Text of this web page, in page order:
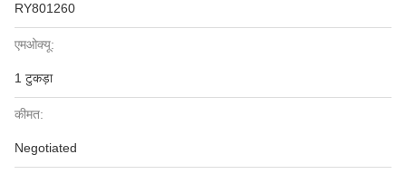
RY801260
एमओक्यू:
1 टुकड़ा
कीमत:
Negotiated